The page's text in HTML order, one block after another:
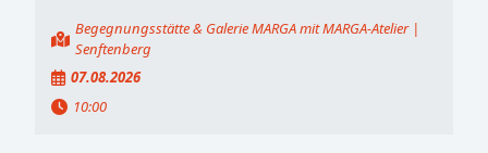
Begegnungsstätte & Galerie MARGA mit MARGA-Atelier |
Senftenberg
07.08.2026
10:00